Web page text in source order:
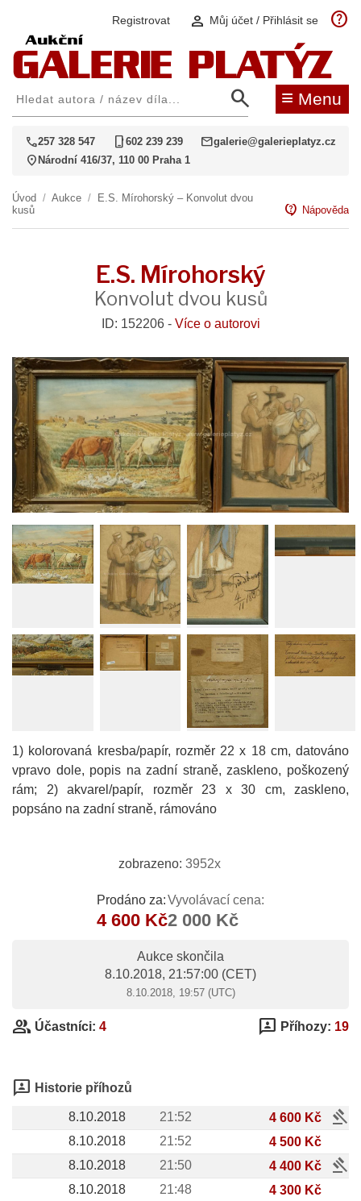
Registrovat person Můj účet / Přihlásit se help
search ≡ Menu
call257 328 547 phone_iphone602 239 239 mailgalerie@galerieplatyz.cz
location_on Národní 416/37, 110 00 Praha 1
Úvod / Aukce /
E.S. Mírohorský – Konvolut dvou
kusů
contact_support Nápověda
E.S. Mírohorský
Konvolut dvou kusů
ID: 152206 - Více o autorovi
1) kolorovaná kresba/papír, rozměr 22 x 18 cm, datováno
vpravo dole, popis na zadní straně, zaskleno, poškozený
rám; 2) akvarel/papír, rozměr 23 x 30 cm, zaskleno,
popsáno na zadní straně, rámováno
zobrazeno: 3952x
Prodáno za:
4 600 Kč
Vyvolávací cena:
2 000 Kč
Aukce skončila
8.10.2018, 21:57:00 (CET)
8.10.2018, 19:57 (UTC)
group Účastníci: 4 3p Příhozy: 19
3p Historie příhozů
8.10.2018 21:52 4 600 Kč gavel
8.10.2018 21:52
4 500 Kč
8.10.2018
21:50 4 400 Kč gavel
8.10.2018 21:48
4 300 Kč